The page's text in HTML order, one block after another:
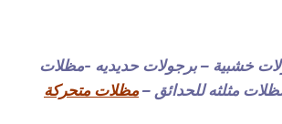
خشبية – برجولات حديديه -مظلات
مثلثه للحدائق –مظلات متحركة